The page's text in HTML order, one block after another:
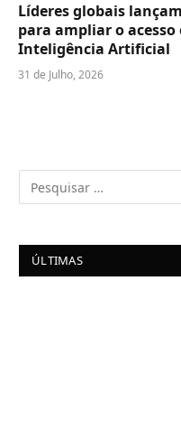
Líderes globais
para ampliar o
Inteligência Artificial
31 de Julho, 2026
ÚLTIMAS